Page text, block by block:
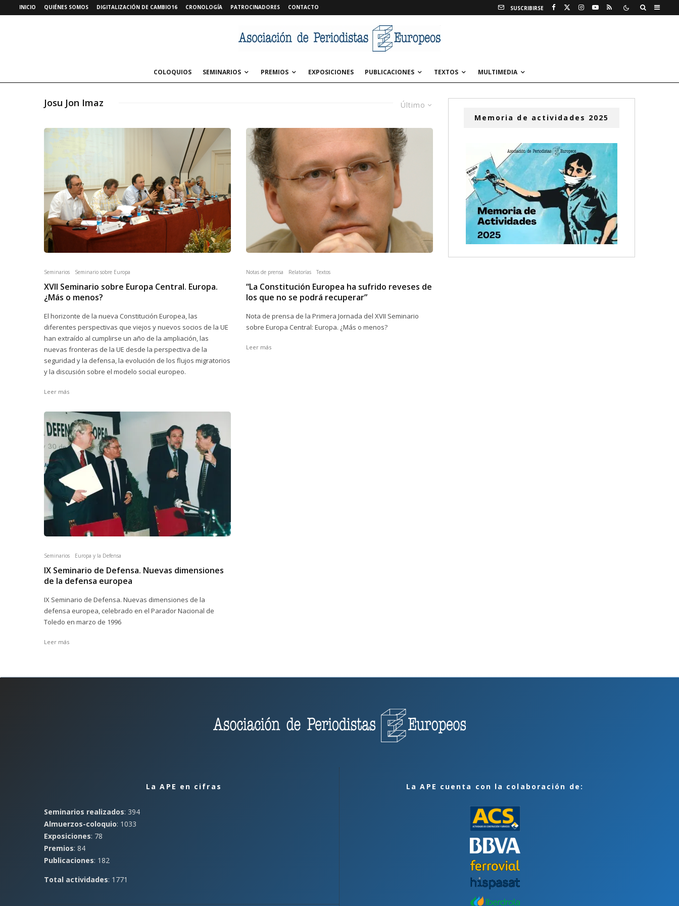
INICIO QUIÉNES SOMOS DIGITALIZACIÓN DE CAMBIO16 CRONOLOGÍA PATROCINADORES CONTACTO SUSCRIBIRSE
COLOQUIOS SEMINARIOS PREMIOS EXPOSICIONES PUBLICACIONES TEXTOS MULTIMEDIA
Último
Josu Jon Imaz
Seminarios Seminario sobre Europa
XVII Seminario sobre Europa Central. Europa.
¿Más o menos?
El horizonte de la nueva Constitución Europea, las
diferentes perspectivas que viejos y nuevos socios de la UE
han extraído al cumplirse un año de la ampliación, las
nuevas fronteras de la UE desde la perspectiva de la
seguridad y la defensa, la evolución de los flujos migratorios
y la discusión sobre el modelo social europeo.
Leer más
Notas de prensa Relatorías Textos
“La Constitución Europea ha sufrido reveses de
los que no se podrá recuperar”
Nota de prensa de la Primera Jornada del XVII Seminario
sobre Europa Central: Europa. ¿Más o menos?
Leer más
Seminarios Europa y la Defensa
IX Seminario de Defensa. Nuevas dimensiones
de la defensa europea
IX Seminario de Defensa. Nuevas dimensiones de la
defensa europea, celebrado en el Parador Nacional de
Toledo en marzo de 1996
Leer más
Memoria de actividades 2025
La APE en cifras
Seminarios realizados: 394
Almuerzos-coloquio: 1033
Exposiciones: 78
Premios: 84
Publicaciones: 182
Total actividades: 1771
La APE cuenta con la colaboración de: